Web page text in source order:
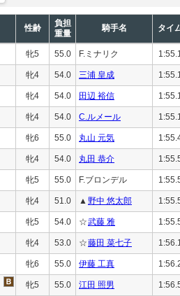
性齢
負担
重量
騎手名 タイ
牝5 55.0 F.ミナリク
牝4 54.0 三浦 皇成
牝4 54.0 田辺 裕信
牝4 54.0 C.ルメール
牝6 55.0 丸山 元気
牝4 54.0 丸田 恭介
牝5 55.0 F.ブロンデル
牝4 51.0 ▲ 野中 悠太郎
牝5 54.0 ☆武藤 雅
牝4 53.0 ☆藤田 菜七子
牝6 55.0 伊藤 工真
牝5 55.0 江田 照男